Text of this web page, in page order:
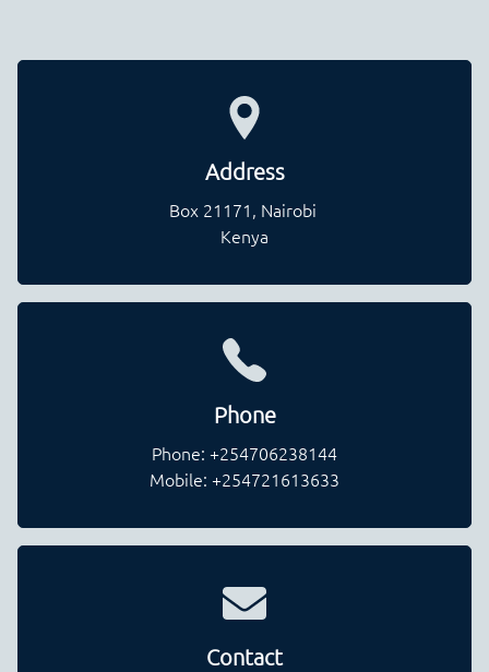
Address
Box 21171, Nairobi
Kenya
Phone
Phone: +254706238144
Mobile: +254721613633
Contact